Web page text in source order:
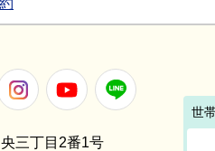
InstagramYoutube
三丁目2番1号